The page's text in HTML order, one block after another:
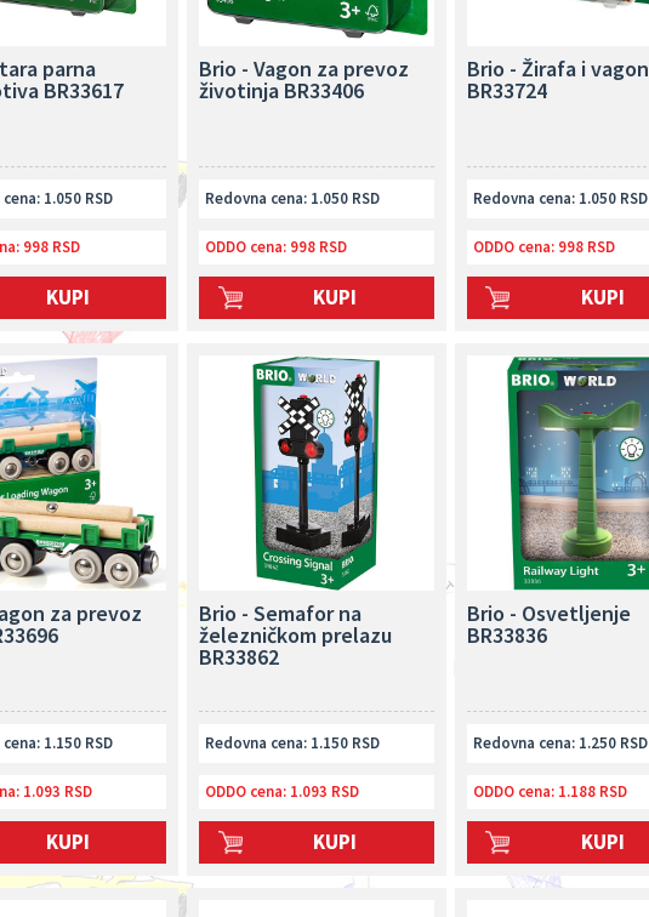
parna
BR33617
1.050 RSD
998 RSD
KUPI
Brio - Vagon za prevoz
životinja BR33406
Redovna cena: 1.050 RSD
ODDO cena: 998 RSD
KUPI
Brio - Žirafa i vagon
BR33724
Redovna cena: 1.050 RSD
ODDO cena:998 RSD
KUPI
za prevoz
1.150 RSD
1.093 RSD
KUPI
Brio - Semafor na
železničkom prelazu
BR33862
Redovna cena: 1.150 RSD
ODDO cena: 1.093 RSD
KUPI
Brio - Osvetljenje
BR33836
Redovna cena: 1.250 RSD
ODDO cena:1.188 RSD
KUPI